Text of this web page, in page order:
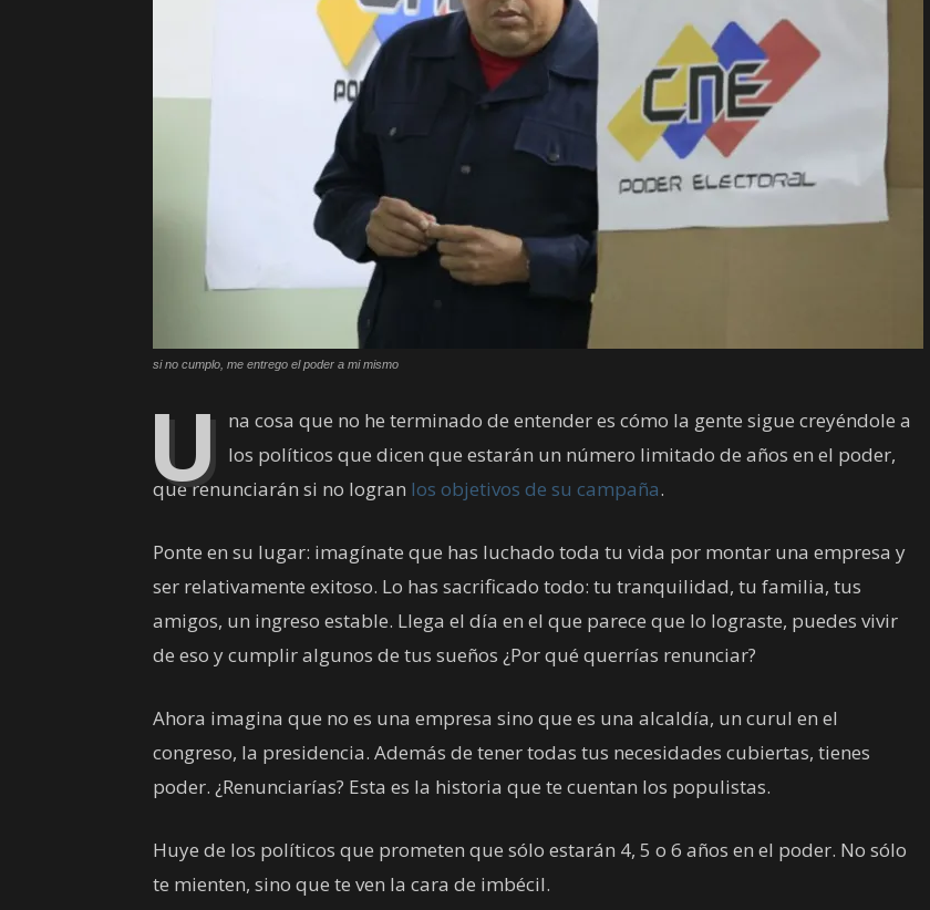
si no cumplo, me entrego el poder a mi mismo
U na cosa que no he terminado de entender es cómo la gente sigue creyéndole a
los políticos que dicen que estarán un número limitado de años en el poder,
que renunciarán si no logran los objetivos de su campaña.
Ponte en su lugar: imagínate que has luchado toda tu vida por montar una empresa y
ser relativamente exitoso. Lo has sacrificado todo: tu tranquilidad, tu familia, tus
amigos, un ingreso estable. Llega el día en el que parece que lo lograste, puedes vivir
de eso y cumplir algunos de tus sueños ¿Por qué querrías renunciar?
Ahora imagina que no es una empresa sino que es una alcaldía, un curul en el
congreso, la presidencia. Además de tener todas tus necesidades cubiertas, tienes
poder. ¿Renunciarías? Esta es la historia que te cuentan los populistas.
Huye de los políticos que prometen que sólo estarán 4, 5 o 6 años en el poder. No sólo
te mienten, sino que te ven la cara de imbécil.